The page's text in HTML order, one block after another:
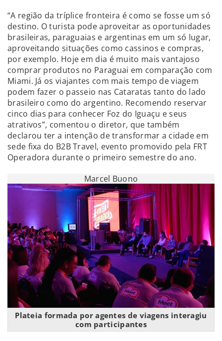
“A região da tríplice fronteira é como se fosse um só
destino. O turista pode aproveitar as oportunidades
brasileiras, paraguaias e argentinas em um só lugar,
aproveitando situações como cassinos e compras,
por exemplo. Hoje em dia é muito mais vantajoso
comprar produtos no Paraguai em comparação com
Miami. Já os viajantes com mais tempo de viagem
podem fazer o passeio nas Cataratas tanto do lado
brasileiro como do argentino. Recomendo reservar
cinco dias para conhecer Foz do Iguaçu e seus
atrativos”, comentou o diretor, que também
declarou ter a intenção de transformar a cidade em
sede fixa do B2B Travel, evento promovido pela FRT
Operadora durante o primeiro semestre do ano.
Marcel Buono
Plateia formada por agentes de viagens interagiu
com participantes